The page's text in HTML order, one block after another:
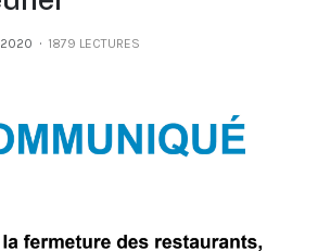
2020 1879 LECTURES